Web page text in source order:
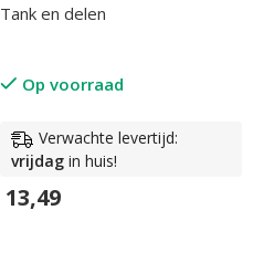
Tank en delen
Op voorraad
Verwachte levertijd:
vrijdag in huis!
13,49